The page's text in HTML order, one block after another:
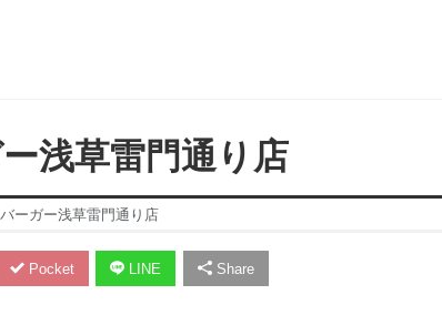
浅草雷門通り店
バーガー浅草雷門通り店
Pocket LINE Share